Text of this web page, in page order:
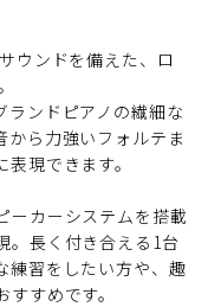
ウンドを備えた、ロ
ランドピアノの繊細な
から力強いフォルテま
現できます。
ーカーシステムを搭載
。長く付き合える1台
練習をしたい方や、趣
すめです。